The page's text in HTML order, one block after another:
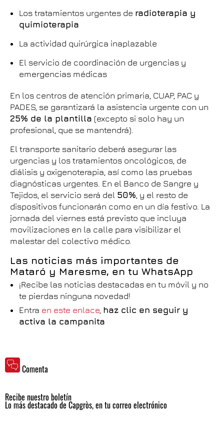
Los tratamientos urgentes de radioterapia y
quimioterapia
La actividad quirúrgica inaplazable
El servicio de coordinación de urgencias y
emergencias médicas
En los centros de atención primaria, CUAP, PAC y
PADES, se garantizará la asistencia urgente con un
25% de la plantilla (excepto si solo hay un
profesional, que se mantendrá).
El transporte sanitario deberá asegurar las
urgencias y los tratamientos oncológicos, de
diálisis y oxigenoterapia, así como las pruebas
diagnósticas urgentes. En el Banco de Sangre y
Tejidos, el servicio será del 50%, y el resto de
dispositivos funcionarán como en un día festivo. La
jornada del viernes está previsto que incluya
movilizaciones en la calle para visibilizar el
malestar del colectivo médico.
Las noticias más importantes de
Mataró y Maresme, en tu WhatsApp
¡Recibe las noticias destacadas en tu móvil y no
te pierdas ninguna novedad!
Entra en este enlace, haz clic en seguir y
activa la campanita
Comenta
Recibe nuestro boletín
Lo más destacado de Capgròs, en tu correo electrónico